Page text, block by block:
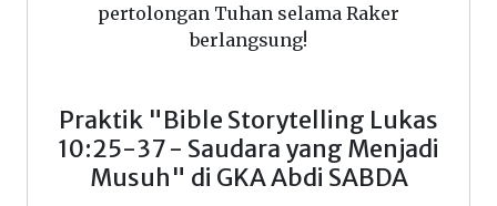
pertolongan Tuhan selama Raker
berlangsung!
Praktik "Bible Storytelling Lukas
10:25-37 - Saudara yang Menjadi
Musuh" di GKA Abdi SABDA